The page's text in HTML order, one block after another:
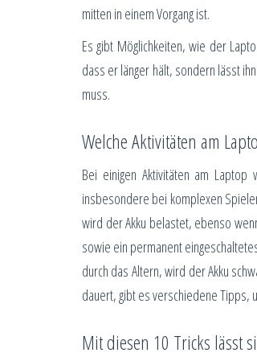
mitten in einem Vorgang ist.
Es gibt Möglichkeiten, wie der
dass er länger hält, sondern lässt
muss.
Welche Aktivitäten am
Bei einigen Aktivitäten am
insbesondere bei komplexen
wird der Akku belastet, ebenso
sowie ein permanent
durch das Altern, wird der Akku
dauert, gibt es verschiedene Tipps,
Mit diesen 10 Tricks lässt